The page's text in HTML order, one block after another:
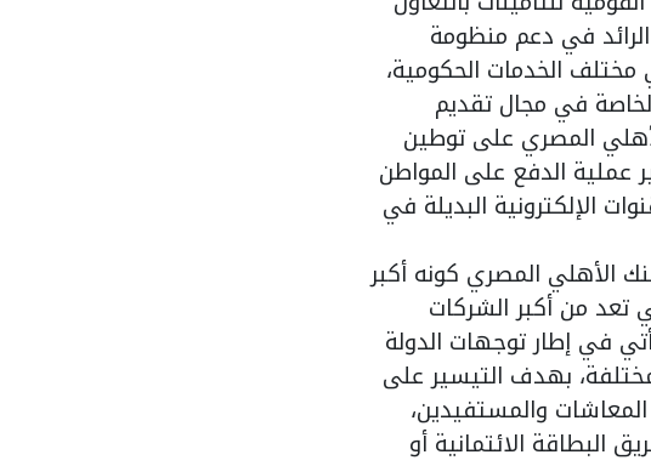
في دعم منظومة
الخدمات الحكومية،
في مجال تقديم
المصري على توطين
عملية الدفع على المواطن
الإلكترونية البديلة في
الأهلي المصري كونه أكبر
تعد من أكبر الشركات
في إطار توجهات الدولة
بهدف التيسير على
والمستفيدين،
البطاقة الائتمانية أو